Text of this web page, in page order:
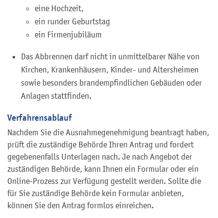
eine Hochzeit,
ein runder Geburtstag
ein Firmenjubiläum
Das Abbrennen darf nicht in unmittelbarer Nähe von
Kirchen, Krankenhäusern, Kinder- und Altersheimen
sowie besonders brandempfindlichen Gebäuden oder
Anlagen stattfinden.
Verfahrensablauf
Nachdem Sie die Ausnahmegenehmigung beantragt haben,
prüft die zuständige Behörde Ihren Antrag und fordert
gegebenenfalls Unterlagen nach. Je nach Angebot der
zuständigen Behörde, kann Ihnen ein Formular oder ein
Online-Prozess zur Verfügung gestellt werden. Sollte die
für Sie zuständige Behörde kein Formular anbieten,
können Sie den Antrag formlos einreichen.